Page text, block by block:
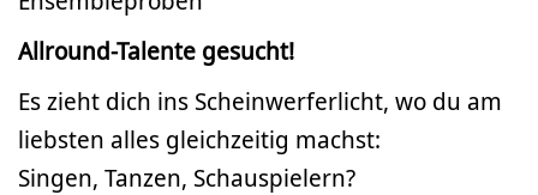
Allround-Talente gesucht!
Es zieht dich ins Scheinwerferlicht, wo du am
liebsten alles gleichzeitig machst:
Singen, Tanzen, Schauspielern?